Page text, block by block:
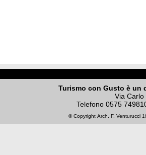
Turismo con Gusto è un
Via
Telefono 0575
© Copyright Arch. F. Venturucci